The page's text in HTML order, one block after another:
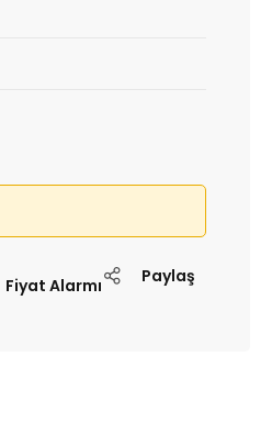
Fiyat Alarmı Paylaş